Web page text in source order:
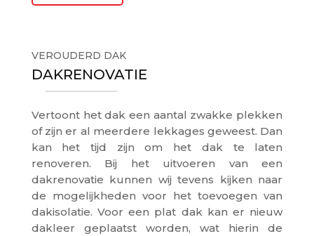
VEROUDERD DAK
DAKRENOVATIE
Vertoont het dak een aantal zwakke plekken
of zijn er al meerdere lekkages geweest. Dan
kan het tijd zijn om het dak te laten
renoveren. Bij het uitvoeren van een
dakrenovatie kunnen wij tevens kijken naar
de mogelijkheden voor het toevoegen van
dakisolatie. Voor een plat dak kan er nieuw
dakleer geplaatst worden, wat hierin de